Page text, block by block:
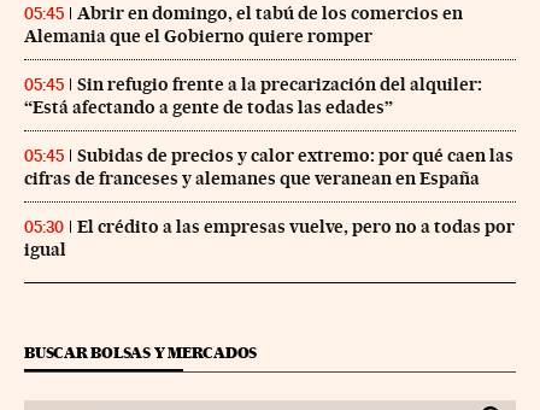
05:45
Abrir en domingo, el tabú de los comercios en
Alemania que el Gobierno quiere romper
05:45
Sin refugio frente a la precarización del alquiler:
“Está afectando a gente de todas las edades”
05:45
Subidas de precios y calor extremo: por qué caen las
cifras de franceses y alemanes que veranean en España
05:30
El crédito a las empresas vuelve, pero no a todas por
igual
BUSCAR BOLSAS Y MERCADOS